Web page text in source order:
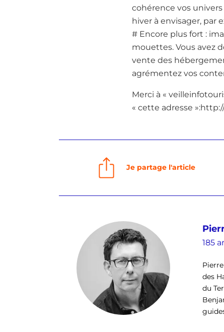
cohérence vos
hiver à envisager, par
# Encore plus fort :
mouettes. Vous avez
vente des
agrémentez vos
Merci à «
« cette adresse
Je partage l'article
185
des
du